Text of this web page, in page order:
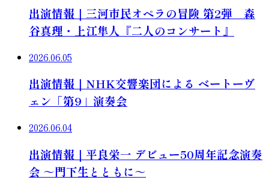
出演情報｜三河市民オペラの冒険 第2弾 森
谷真理・上江隼人『二人のコンサート』
2026.06.05
出演情報｜NHK交響楽団による ベートーヴ
ェン「第9」演奏会
2026.06.04
出演情報｜平良栄一 デビュー50周年記念演奏
会 ～門下生とともに～